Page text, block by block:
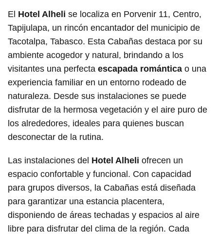
El Hotel Alheli se localiza en Porvenir 11, Centro,
Tapijulapa, un rincón encantador del municipio de
Tacotalpa, Tabasco. Esta Cabañas destaca por su
ambiente acogedor y natural, brindando a los
visitantes una perfecta escapada romántica o una
experiencia familiar en un entorno rodeado de
naturaleza. Desde sus instalaciones se puede
disfrutar de la hermosa vegetación y el aire puro de
los alrededores, ideales para quienes buscan
desconectar de la rutina.
Las instalaciones del Hotel Alheli ofrecen un
espacio confortable y funcional. Con capacidad
para grupos diversos, la Cabañas está diseñada
para garantizar una estancia placentera,
disponiendo de áreas techadas y espacios al aire
libre para disfrutar del clima de la región. Cada